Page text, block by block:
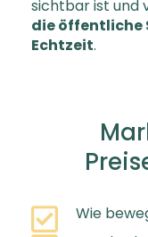
sichtbar ist und
die öffentliche
Echtzeit.
Wie